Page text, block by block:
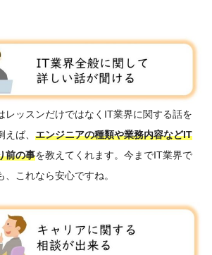
レッスンだけではなくIT業界に関する話を
ば、 エンジニアの種類や業務内容などIT
前の事を教えてくれます。今までIT業界で
これなら安心ですね。